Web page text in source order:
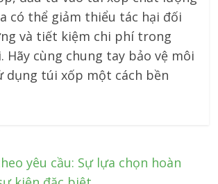
có thể giảm thiểu tác hại đối
và tiết kiệm chi phí trong
Hãy cùng chung tay bảo vệ môi
dụng túi xốp một cách bền
yêu cầu: Sự lựa chọn hoàn